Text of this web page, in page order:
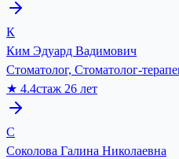
К
Ким Эдуард Вадимович
Стоматолог, Стоматолог-
★ 4.4стаж 26 лет
С
Соколова Галина Николаевна